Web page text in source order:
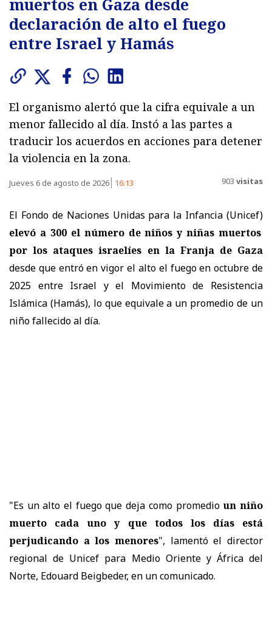
declaración de alto el fuego
entre Israel y Hamás
El organismo alertó que la cifra equivale a un
menor fallecido al día. Instó a las partes a
traducir los acuerdos en acciones para detener
la violencia en la zona.
Jueves 6 de agosto de 2026 16:13 903 visitas
El Fondo de Naciones Unidas para la Infancia (Unicef)
elevó a 300 el número de niños y niñas muertos
por los ataques israelíes en la Franja de Gaza
desde que entró en vigor el alto el fuego en octubre de
2025 entre Israel y el Movimiento de Resistencia
Islámica (Hamás), lo que equivale a un promedio de un
niño fallecido al día.
"Es un alto el fuego que deja como promedioun niño
muerto cada uno y que todos los días está
perjudicando a los menores", lamentó el director
regional de Unicef para Medio Oriente y África del
Norte, Edouard Beigbeder, en un comunicado.